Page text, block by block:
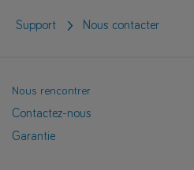
Support Nous contacter
Nous rencontrer
Contactez-nous
Garantie